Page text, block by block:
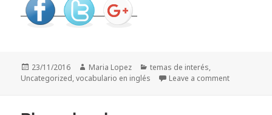
Posted
on
23/11/2016 Author
Maria Lopez Categories
temas de interés,
Uncategorized,vocabulario en inglés Leave a comment